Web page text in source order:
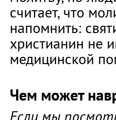
считает, что
напомнить:
христианин не
медицинской
Чем может
Если мы